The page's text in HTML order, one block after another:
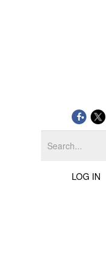
LOG IN